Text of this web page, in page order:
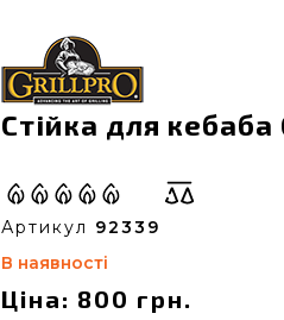
Стійка для
Артикул 92339
В наявності
Ціна: 800 грн.